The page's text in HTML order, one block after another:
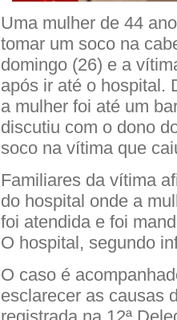
Uma mulher de 44
tomar um soco na
domingo (26) e a
após ir até o hospital.
a mulher foi até um
discutiu com o dono
soco na vítima que
Familiares da vítima
do hospital onde a
foi atendida e foi
O hospital, segundo
O caso é
esclarecer as causas